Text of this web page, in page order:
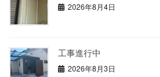
2026年8月4日
工事進行中
2026年8月3日